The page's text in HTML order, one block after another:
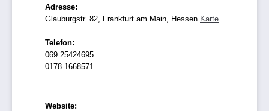
Adresse:
Glauburgstr. 82, Frankfurt am Main, Hessen Karte
Telefon:
069 25424695
0178-1668571
Website: